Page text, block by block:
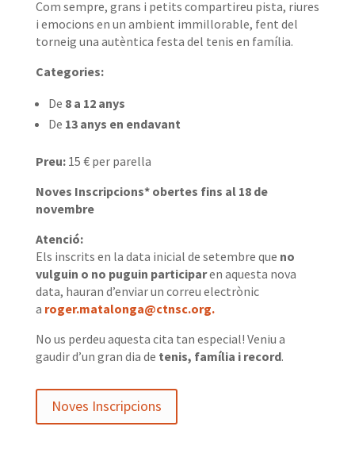
Com sempre, grans i petits compartireu pista, riures
i emocions en un ambient immillorable, fent del
torneig una autèntica festa del tenis en família.
Categories:
De 8 a 12 anys
De 13 anys en endavant
Preu:15 € per parella
Noves Inscripcions* obertes fins al 18 de
novembre
Atenció:
Els inscrits en la data inicial de setembre que no
vulguin o no puguin participaren aquesta nova
data, hauran d’enviar un correu electrònic
a roger.matalonga@ctnsc.org.
No us perdeu aquesta cita tan especial! Veniu a
gaudir d’un gran dia de tenis, família i record.
Noves Inscripcions